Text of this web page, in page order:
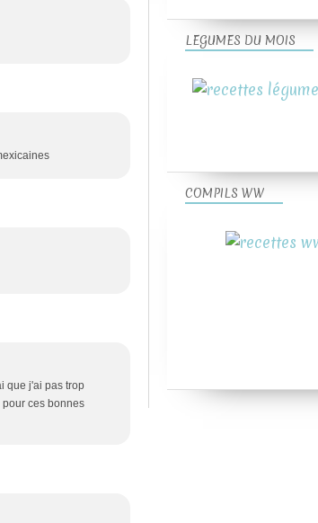
que j'ai pas trop
pour ces bonnes
LEGUMES DU MOIS
COMPILS WW